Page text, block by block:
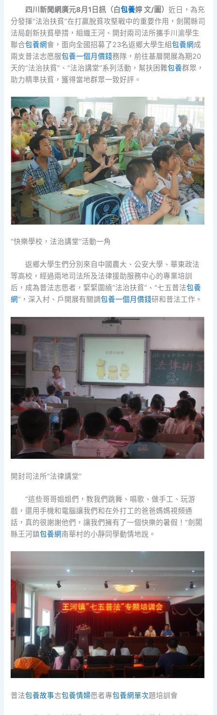
四川新聞網廣元8月1日訊（白包養婷 文/圖）近日，為充
分發揮“法治扶貧”在打贏脫貧攻堅戰中的重要作用，劍閣縣司
法局創新扶貧舉措，組織王河、開封兩司法所攜手川渝學生
聯合包養網會，面向全國招募了23名返鄉大學生組包養網成
兩支普法志愿服包養一個月價錢務隊，前往基層開展為期20
天的“法治扶貧”、“法治講堂”系列活動，幫扶困難包養群眾，
助力精準扶貧，獲得當地群眾一致好評。
“快樂學校，法治講堂”活動一角
返鄉大學生們分別來自中國農大、公安大學、華東政法
等高校，經過兩地司法所及法律援助服務中心的專業培訓
后，成為普法志愿者，緊緊圍繞“法治扶貧”、“七五普法包養
網”，深入村、戶開展有關調包養一個月價錢研和普法工作。
開封司法所“法律講堂”
“這些哥哥姐姐們，教我們跳舞、唱歌、做手工、玩游
戲，還用手機和電腦讓我們和在外打工的爸爸媽媽視頻通
話，真的很謝謝他們，讓我們擁有了一個快樂的暑假！”劍閣
縣王河鎮包養網南華村的小靜同學動情地說。
普法包養故事志包養情婦愿者專包養網單次題培訓會